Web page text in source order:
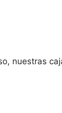
nuestras